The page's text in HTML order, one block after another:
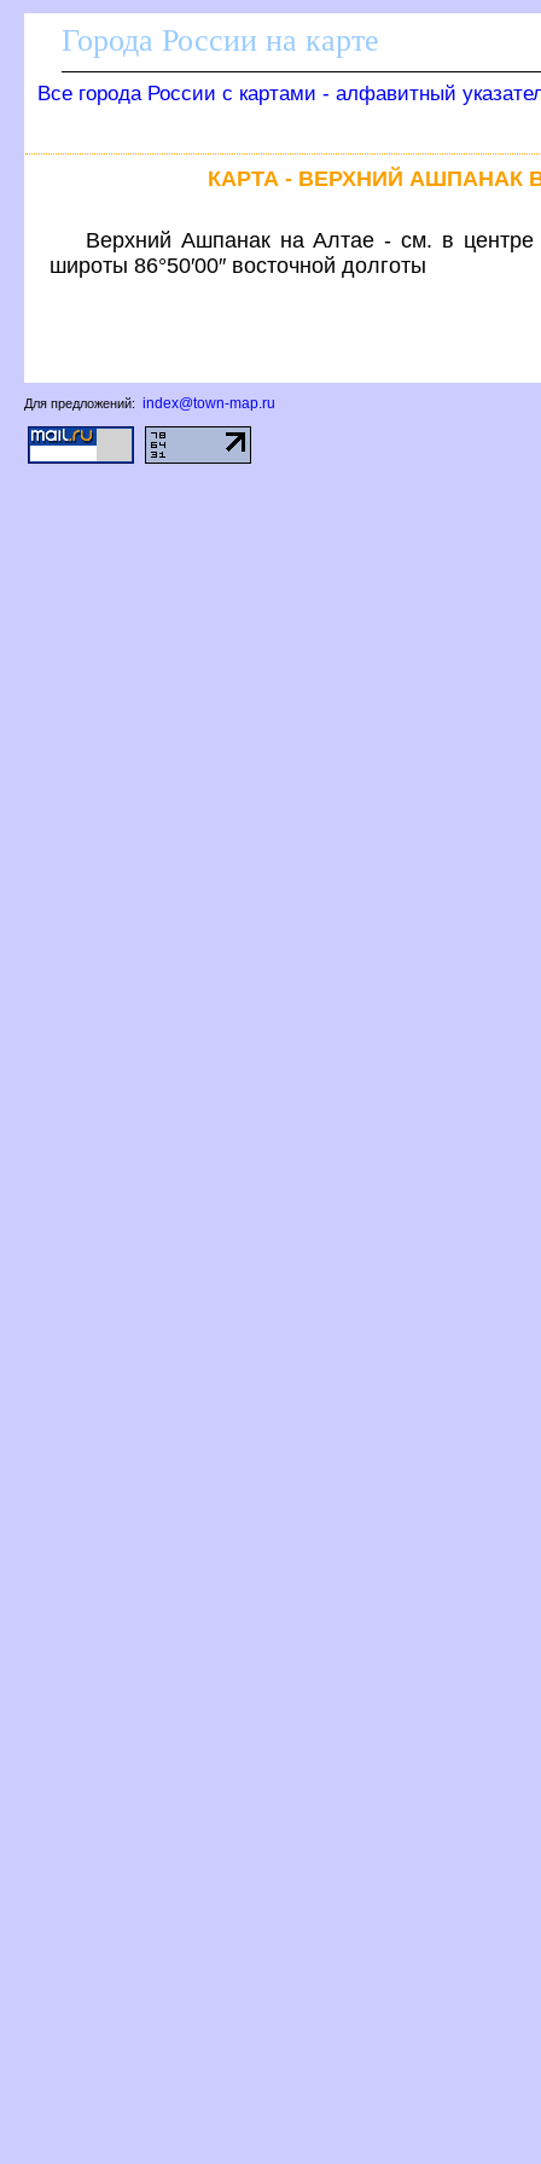
Города России на карте
се города России с картами - алфавитный
КАРТА - ВЕРХНИЙ АШПАНАК
ерхний Ашпанак на Алтае - см. в центре
широты 86°50′00″ восточной долготы
Для предложений: index@town-map.ru